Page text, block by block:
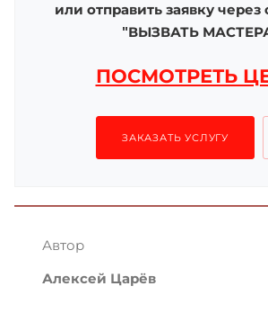
или отправить заявку через
"ВЫЗВАТЬ
ПОСМОТРЕТЬ
ЗАКАЗАТЬ УСЛУГУ
Автор
Алексей Царёв